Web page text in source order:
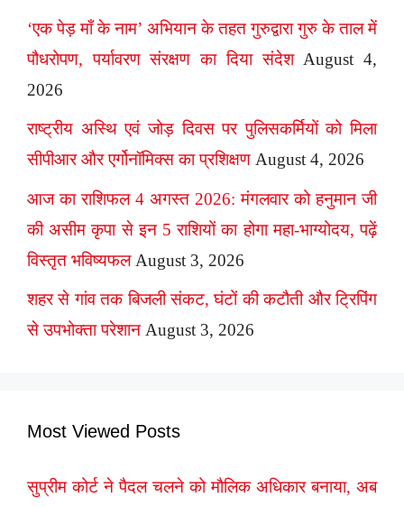
‘एक पेड़ माँ के नाम’ अभियान के तहत गुरुद्वारा गुरु के ताल में
पौधरोपण, पर्यावरण संरक्षण का दिया संदेश August 4,
2026
राष्ट्रीय अस्थि एवं जोड़ दिवस पर पुलिसकर्मियों को मिला
सीपीआर और एर्गोनॉमिक्स का प्रशिक्षण August 4, 2026
आज का राशिफल 4 अगस्त 2026: मंगलवार को हनुमान जी
की असीम कृपा से इन 5 राशियों का होगा महा-भाग्योदय, पढ़ें
विस्तृत भविष्यफल August 3, 2026
शहर से गांव तक बिजली संकट, घंटों की कटौती और ट्रिपिंग
से उपभोक्ता परेशान August 3, 2026
Most Viewed Posts
सुप्रीम कोर्ट ने पैदल चलने को मौलिक अधिकार बनाया, अब